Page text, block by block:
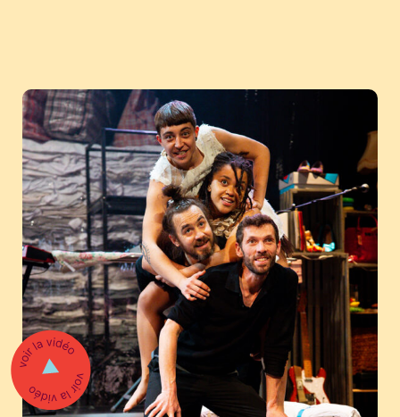
Programmation
Programmation famille
Programmation scolaire
Ateliers et animations
Billetterie
Abonnement
Nous soutenirPourquoi nous soutenir
LA GRANDE SORTIE : Cocktail-bénéfice
Contact